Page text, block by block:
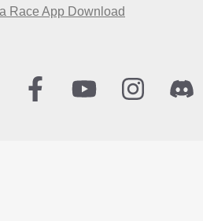
Race App Download